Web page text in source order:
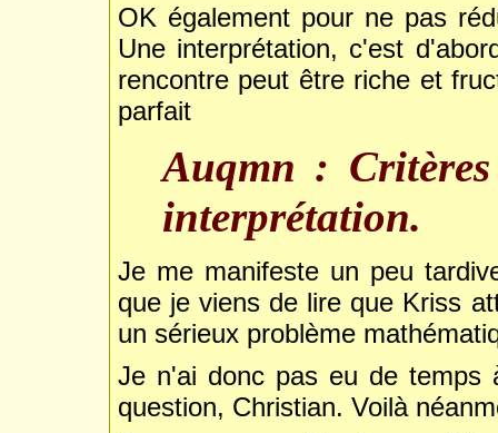
OK également pour ne pas
Une interprétation, c'est
rencontre peut être riche et
parfait
Auqmn :
interprétation.
Je me manifeste un peu
que je viens de lire que Kriss
un sérieux problème
Je n'ai donc pas eu de temps
question, Christian. Voilà